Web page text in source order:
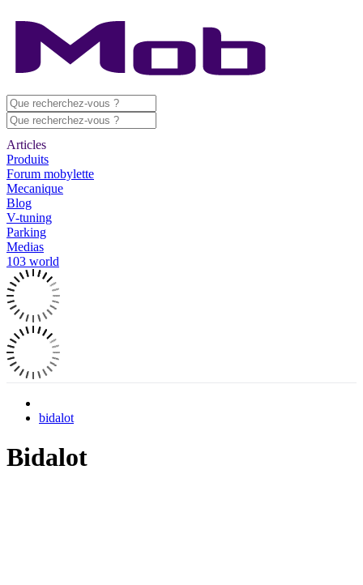
Articles
Produits
Forum mobylette
Mecanique
Blog
V-tuning
Parking
Medias
103 world
bidalot
Bidalot